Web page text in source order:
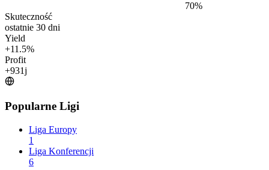
70%
Skuteczność
ostatnie 30 dni
Yield
+11.5%
Profit
+931j
Popularne Ligi
Liga Europy
1
Liga Konferencji
6